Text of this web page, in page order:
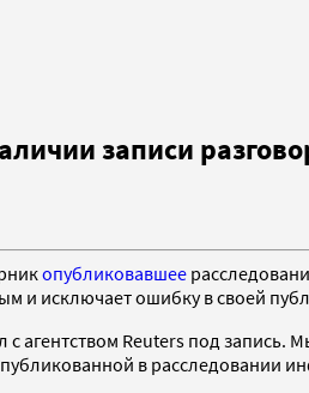
записи
опубликовавшее
и исключает ошибку в своей
с агентством Reuters под
в расследовании